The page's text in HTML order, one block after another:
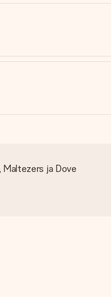
Maltezers ja Dove